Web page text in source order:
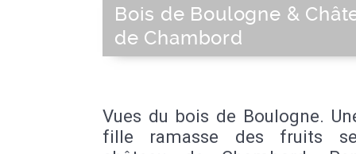
Bois de Boulogne &
de Chambord
Vues du bois de Boulogne.
fille ramasse des fruits